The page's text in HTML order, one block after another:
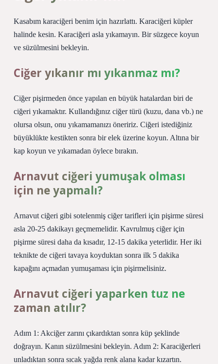
Kasabım karaciğeri benim için hazırlattı. Karaciğeri küpler
halinde kesin. Karaciğeri asla yıkamayın. Bir süzgece koyun
ve süzülmesini bekleyin.
Ciğer yıkanır mı yıkanmaz mı?
Ciğer pişirmeden önce yapılan en büyük hatalardan biri de
ciğeri yıkamaktır. Kullandığınız ciğer türü (kuzu, dana vb.) ne
olursa olsun, onu yıkamamanızı öneririz. Ciğeri istediğiniz
büyüklükte kestikten sonra bir elek üzerine koyun. Altına bir
kap koyun ve yıkamadan öylece bırakın.
Arnavut ciğeri yumuşak olması
için ne yapmalı?
Arnavut ciğeri gibi sotelenmiş ciğer tarifleri için pişirme süresi
asla 20-25 dakikayı geçmemelidir. Kavrulmuş ciğer için
pişirme süresi daha da kısadır, 12-15 dakika yeterlidir. Her iki
teknikte de ciğeri tavaya koyduktan sonra ilk 5 dakika
kapağını açmadan yumuşaması için pişirmelisiniz.
Arnavut ciğeri yaparken tuz ne
zaman atılır?
Adım 1: Akciğer zarını çıkardıktan sonra küp şeklinde
doğrayın. Kanın süzülmesini bekleyin. Adım 2: Karaciğerleri
unladıktan sonra sıcak yağda renk alana kadar kızartın.